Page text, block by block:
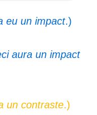
eu un impact.)
aura un impact
un contraste.)